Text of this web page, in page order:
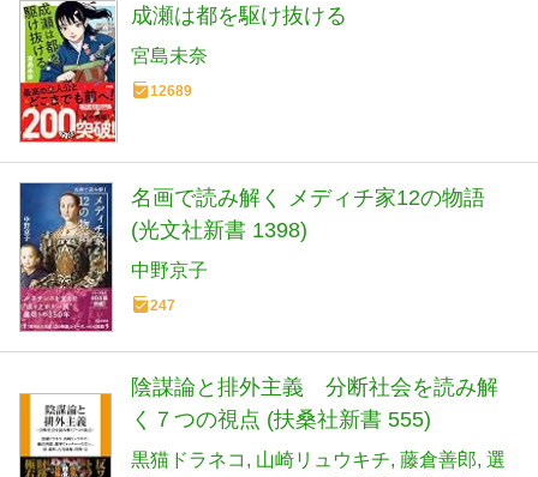
成瀬は都を駆け抜ける
宮島未奈
12689
名画で読み解く メディチ家12の物語
(光文社新書 1398)
中野京子
247
陰謀論と排外主義 分断社会を読み解
く７つの視点 (扶桑社新書 555)
黒猫ドラネコ 山崎リュウキチ 藤倉善郎 選